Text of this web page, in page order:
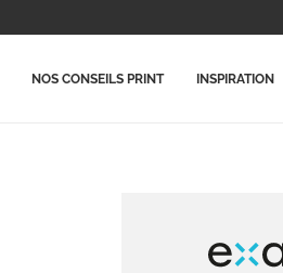
NOS CONSEILS PRINT INSPIRATION